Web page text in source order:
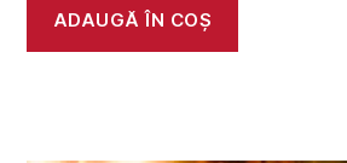
ADAUGĂ ÎN COȘ